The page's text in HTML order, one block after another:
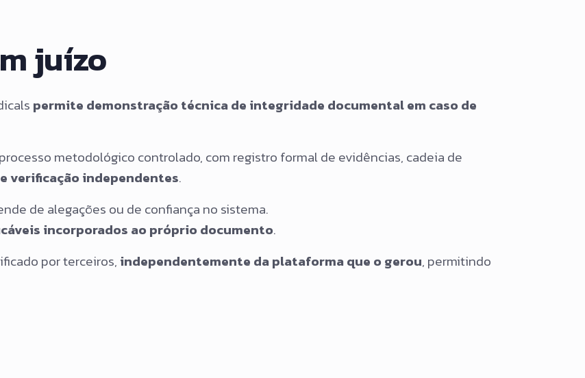
juízo
permite demonstração técnica de integridade documental em caso de
metodológico controlado, com registro formal de evidências, cadeia de
verificação independentes.
de alegações ou de confiança no sistema.
incorporados ao próprio documento.
por terceiros, independentemente da plataforma que o gerou, permitindo